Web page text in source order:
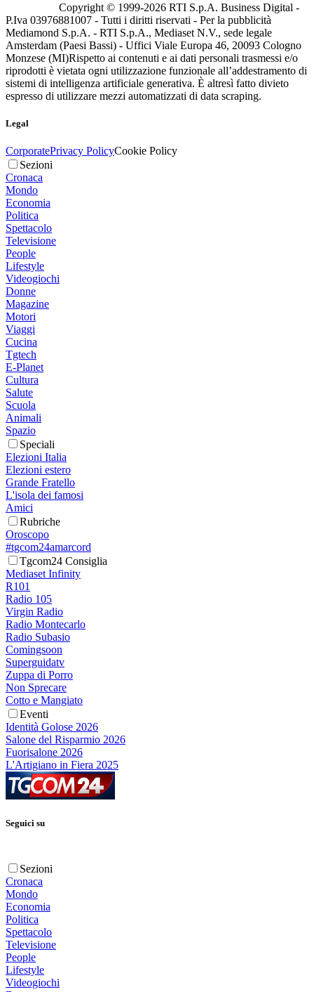
Copyright © 1999-2026 RTI S.p.A. Business Digital -
P.Iva 03976881007 - Tutti i diritti riservati - Per la pubblicità
Mediamond S.p.A. - RTI S.p.A., Mediaset N.V., sede legale
Amsterdam (Paesi Bassi) - Uffici Viale Europa 46, 20093 Cologno
Monzese (MI)Rispetto ai contenuti e ai dati personali trasmessi e/o
riprodotti è vietata ogni utilizzazione funzionale all’addestramento di
sistemi di intelligenza artificiale generativa. È altresì fatto divieto
espresso di utilizzare mezzi automatizzati di data scraping.
Legal
CorporatePrivacy PolicyCookie Policy
Sezioni
Cronaca
Mondo
Economia
Politica
Spettacolo
Televisione
People
Lifestyle
Videogiochi
Donne
Magazine
Motori
Viaggi
Cucina
Tgtech
E-Planet
Cultura
Salute
Scuola
Animali
Spazio
Speciali
Elezioni Italia
Elezioni estero
Grande Fratello
L'isola dei famosi
Amici
Rubriche
Oroscopo
#tgcom24amarcord
Tgcom24 Consiglia
Mediaset Infinity
R101
Radio 105
Virgin Radio
Radio Montecarlo
Radio Subasio
Comingsoon
Superguidatv
Zuppa di Porro
Non Sprecare
Cotto e Mangiato
Eventi
Identità Golose 2026
Salone del Risparmio 2026
Fuorisalone 2026
L'Artigiano in Fiera 2025
Seguici su
Sezioni
Cronaca
Mondo
Economia
Politica
Spettacolo
Televisione
People
Lifestyle
Videogiochi